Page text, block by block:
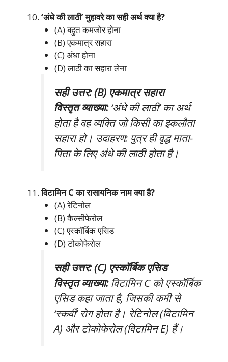
‘अंधे की लाठी’ मुहावरे का सही अर्थ क्या है?
(A) बहुत कमजोर होना
(B) एकमात्र सहारा
(C) अंधा होना
(D) लाठी का सहारा लेना
सही उत्तर: (B) एकमात्र सहारा
विस्तृत व्याख्या:‘अंधे की लाठी’ का अर्थ
होता है वह व्यक्ति जो किसी का इकलौता
सहारा हो। उदाहरण: पुत्र ही वृद्ध माता-
पिता के लिए अंधे की लाठी होता है।
विटामिन C का रासायनिक नाम क्या है?
(A) रेटिनोल
(B) कैल्सीफेरोल
(C) एस्कॉर्बिक एसिड
(D) टोकोफेरोल
सही उत्तर: (C) एस्कॉर्बिक एसिड
विस्तृत व्याख्या:विटामिन C को एस्कॉर्बिक
एसिड कहा जाता है, जिसकी कमी से
‘स्कर्वी’ रोग होता है। रेटिनोल (विटामिन
A) और टोकोफेरोल (विटामिन E) हैं।